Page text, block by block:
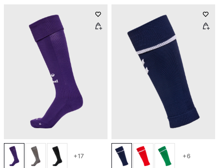
+17 +6